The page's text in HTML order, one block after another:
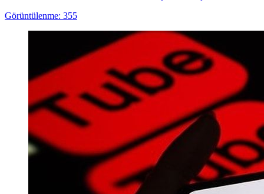
Görüntülenme: 355